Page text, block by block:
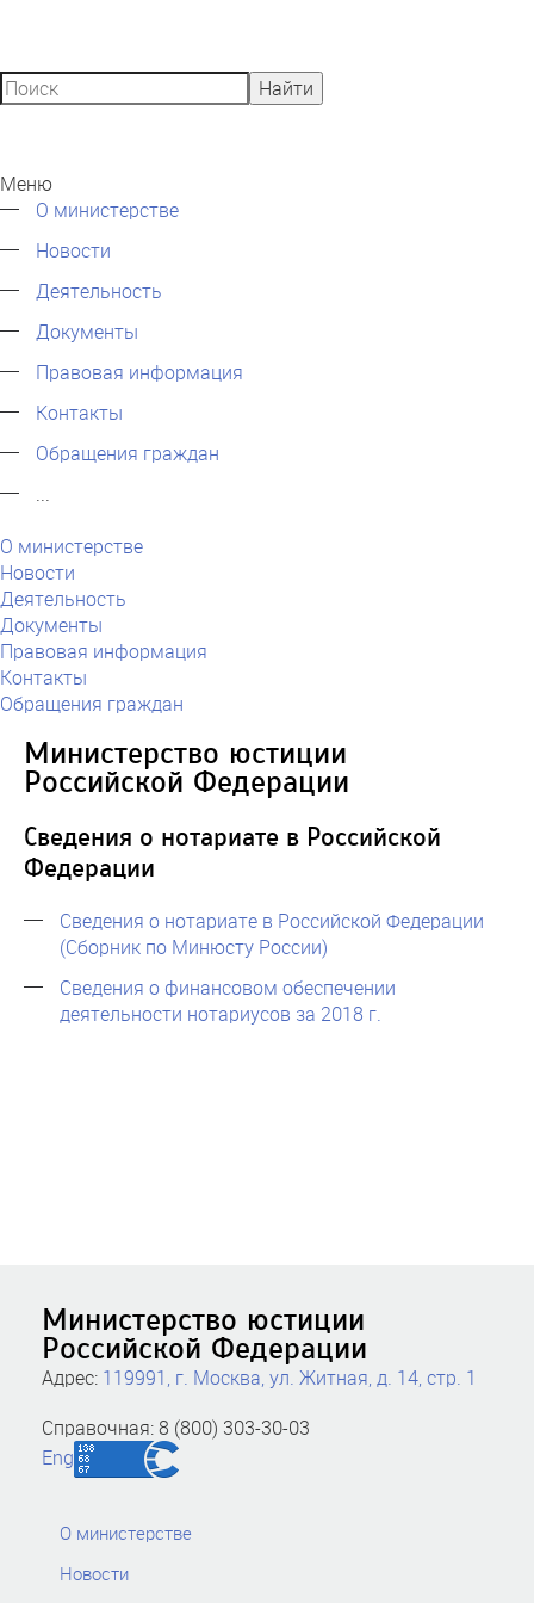
Найти
Меню
О министерстве
Новости
Деятельность
Документы
Правовая информация
Контакты
Обращения граждан
О министерстве
Новости
Деятельность
Документы
Правовая информация
Контакты
Обращения граждан
Министерство юстиции
Российской Федерации
Сведения о нотариате в Российской
Федерации
Сведения о нотариате в Российской Федерации
(Сборник по Минюсту России)
Сведения о финансовом обеспечении
деятельности нотариусов за 2018 г.
Министерство юстиции
Российской Федерации
Адрес: 119991, г. Москва, ул. Житная, д. 14, стр. 1
Справочная: 8 (800) 303-30-03
Eng
О министерстве
Новости